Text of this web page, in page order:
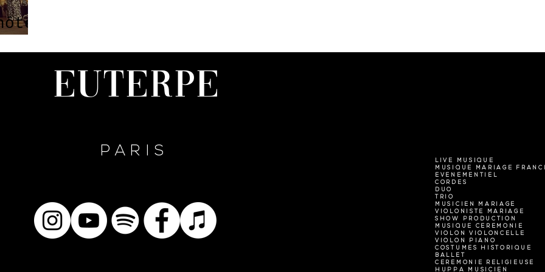
Euterpe
PARIS
LIVE MUSIQUE
MUSIQUE MARIAGE
EVENEMENTIEL
CORDES
DUO
TRIO
MUSICIEN MARIAGE
VIOLONISTE MARIAGE
SHOW PRODUCTION
MUSIQUE CEREMONIE
VIOLON VIOLONCELLE
VIOLON PIANO
COSTUMES HISTORIQUE
BALLET
CEREMONIE RELIGIEUSE
HUPPA MUSICIEN